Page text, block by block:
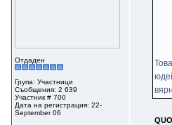
Отдаден
Група: Участници
Съобщения: 2 639
Участник # 700
Дата на регистрация: 22-
September 06